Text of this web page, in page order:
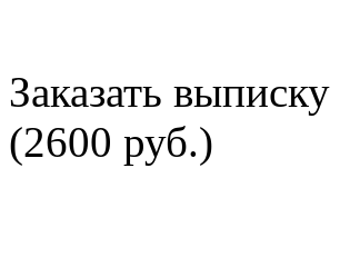
Заказать
(2600 руб.)